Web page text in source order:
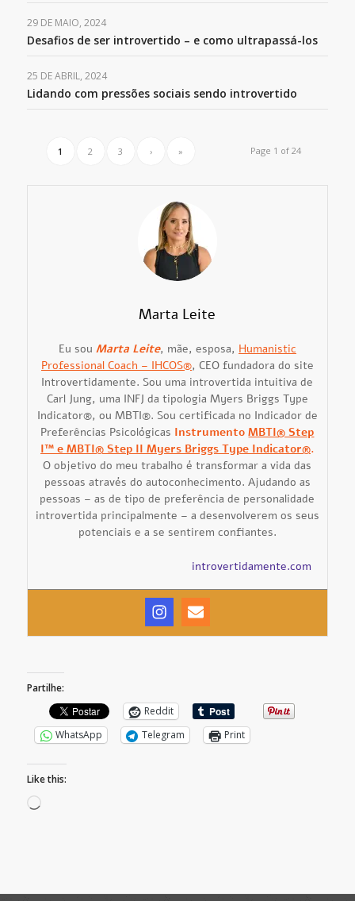
29 DE MAIO, 2024
Desafios de ser introvertido – e como ultrapassá-los
25 DE ABRIL, 2024
Lidando com pressões sociais sendo introvertido
Page 1 of 24
1 2 3 › »
Marta Leite
Eu sou Marta Leite, mãe, esposa, Humanistic
Professional Coach – IHCOS®, CEO fundadora do site
Introvertidamente. Sou uma introvertida intuitiva de
Carl Jung, uma INFJ da tipologia Myers Briggs Type
Indicator®, ou MBTI®. Sou certificada no Indicador de
Preferências Psicológicas InstrumentoMBTI® Step
I™ e MBTI® Step II Myers Briggs Type Indicator®.
O objetivo do meu trabalho é transformar a vida das
pessoas através do autoconhecimento. Ajudando as
pessoas – as de tipo de preferência de personalidade
introvertida principalmente – a desenvolverem os seus
potenciais e a se sentirem confiantes.
introvertidamente.com
Partilhe:
Reddit
WhatsApp
Telegram Print
Like this:
Loading…